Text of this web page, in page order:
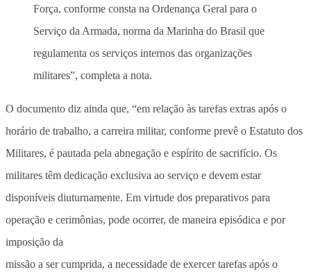
Força, conforme consta na Ordenança Geral para o
Serviço da Armada, norma da Marinha do Brasil que
regulamenta os serviços internos das organizações
militares”, completa a nota.
O documento diz ainda que, “em relação às tarefas extras após o
horário de trabalho, a carreira militar, conforme prevê o Estatuto dos
Militares, é pautada pela abnegação e espírito de sacrifício. Os
militares têm dedicação exclusiva ao serviço e devem estar
disponíveis diuturnamente. Em virtude dos preparativos para
operação e cerimônias, pode ocorrer, de maneira episódica e por
imposição da
missão a ser cumprida, a necessidade de exercer tarefas após o